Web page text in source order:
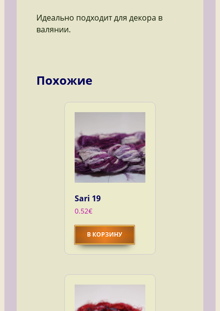
Идеально подходит для декора в
валянии.
Похожие
Sari 19
0.52€
В КОРЗИНУ